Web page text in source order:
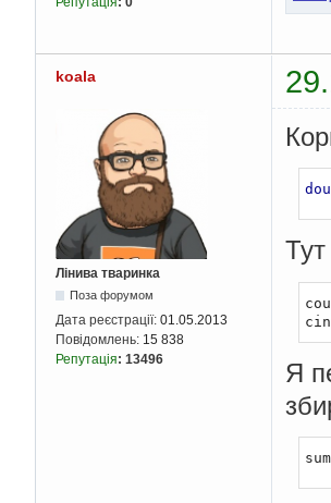
koala
Лінива тваринка
Поза форумом
Дата реєстрації: 01.05.2013
Повідомлень: 15 838
Репутація: 13496
cin
Я